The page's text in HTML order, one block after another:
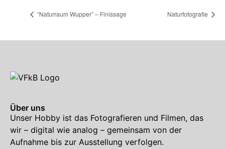
“Naturraum Wupper” – Finissage Naturfotografie
Über uns
Unser Hobby ist das Fotografieren und Filmen, das
wir – digital wie analog – gemeinsam von der
Aufnahme bis zur Ausstellung verfolgen.